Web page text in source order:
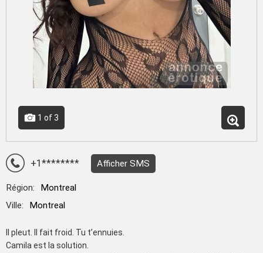
1 of 3
+1******** Afficher SMS
Région:
Montreal
Ville:
Montreal
Il pleut. Il fait froid. Tu t’ennuies.
Camila est la solution.